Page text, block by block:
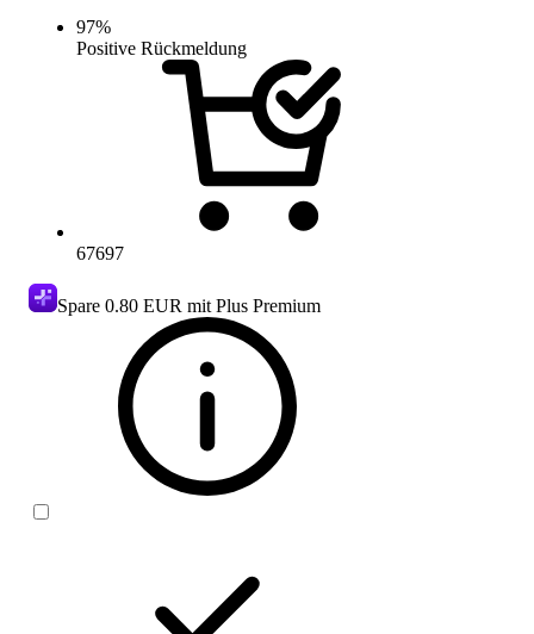
97%
Positive Rückmeldung
67697
Spare 0.80 EUR mit Plus Premium